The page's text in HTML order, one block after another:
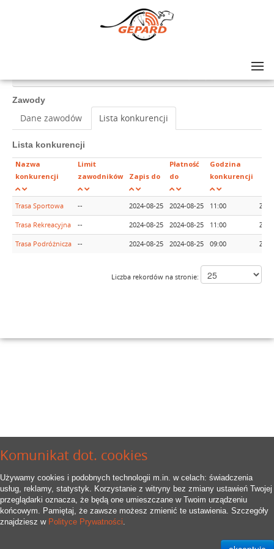
Komunikat dot. cookies
Używamy cookies i podobnych technologii m.in. w celach: świadczenia
usług, reklamy, statystyk. Korzystanie z witryny bez zmiany ustawień Twojej
przeglądarki oznacza, że będą one umieszczane w Twoim urządzeniu
końcowym. Pamiętaj, że zawsze możesz zmienić te ustawienia. Szczegóły
znajdziesz w Polityce Prywatności.
Zawody
Dane zawodów Lista konkurencji
Lista konkurencji
Nazwa
konkurencji
Limit
zawodników
Zapis do
Płatność
do
Godzina
konkurencji
Trasa Sportowa -- 2024-08-25 2024-08-25 11:00
Trasa Rekreacyjna -- 2024-08-25 2024-08-25 11:00
Trasa Podróżnicza -- 2024-08-25 2024-08-25 09:00
Liczba rekordów na stronie: